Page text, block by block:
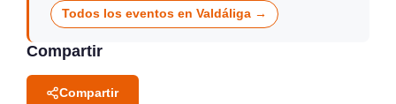
Todos los eventos en Valdáliga →
Compartir
Compartir